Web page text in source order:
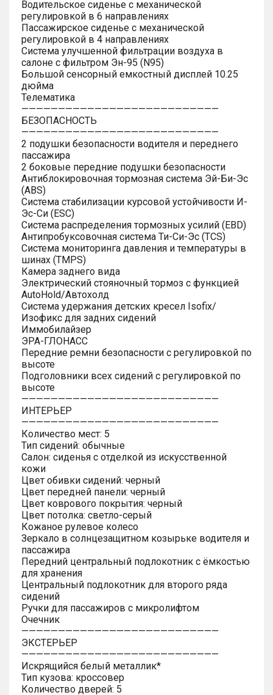
Водительское сиденье с механической
регулировкой в 6 направлениях
Пассажирское сиденье с механической
регулировкой в 4 направлениях
Система улучшенной фильтрации воздуха в
салоне с фильтром Эн-95 (N95)
Большой сенсорный емкостный дисплей 10.25
дюйма
Телематика
———————————————————————————
БЕЗОПАСНОСТЬ
———————————————————————————
2 подушки безопасности водителя и переднего
пассажира
2 боковые передние подушки безопасности
Антиблокировочная тормозная система Эй-Би-Эс
(ABS)
Система стабилизации курсовой устойчивости И-
Эс-Си (ESC)
Система распределения тормозных усилий (EBD)
Антипробуксовочная система Ти-Си-Эс (TCS)
Система мониторинга давления и температуры в
шинах (TMPS)
Камера заднего вида
Электрический стояночный тормоз с функцией
AutoHold/Автохолд
Система удержания детских кресел Isofix/
Изофикс для задних сидений
Иммобилайзер
ЭРА-ГЛОНАСС
Передние ремни безопасности с регулировкой по
высоте
Подголовники всех сидений с регулировкой по
высоте
———————————————————————————
ИНТЕРЬЕР
———————————————————————————
Количество мест: 5
Тип сидений: обычные
Салон: сиденья с отделкой из искусственной
кожи
Цвет обивки сидений: черный
Цвет передней панели: черный
Цвет коврового покрытия: черный
Цвет потолка: светло-серый
Кожаное рулевое колесо
Зеркало в солнцезащитном козырьке водителя и
пассажира
Передний центральный подлокотник с ёмкостью
для хранения
Центральный подлокотник для второго ряда
сидений
Ручки для пассажиров с микролифтом
Очечник
———————————————————————————
ЭКСТЕРЬЕР
———————————————————————————
Искрящийся белый металлик*
Тип кузова: кроссовер
Количество дверей: 5